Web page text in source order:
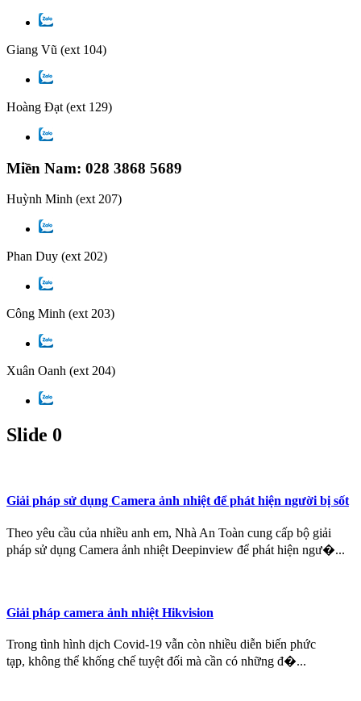
Giang Vũ (ext 104)
Hoàng Đạt (ext 129)
Miền Nam: 028 3868 5689
Huỳnh Minh (ext 207)
Phan Duy (ext 202)
Công Minh (ext 203)
Xuân Oanh (ext 204)
Slide 0
Giải pháp sử dụng Camera ảnh nhiệt để phát hiện người bị sốt
Theo yêu cầu của nhiều anh em, Nhà An Toàn cung cấp bộ giải
pháp sử dụng Camera ảnh nhiệt Deepinview để phát hiện ngư�...
Giải pháp camera ảnh nhiệt Hikvision
Trong tình hình dịch Covid-19 vẫn còn nhiều diễn biến phức
tạp, không thể khống chế tuyệt đối mà cần có những đ�...